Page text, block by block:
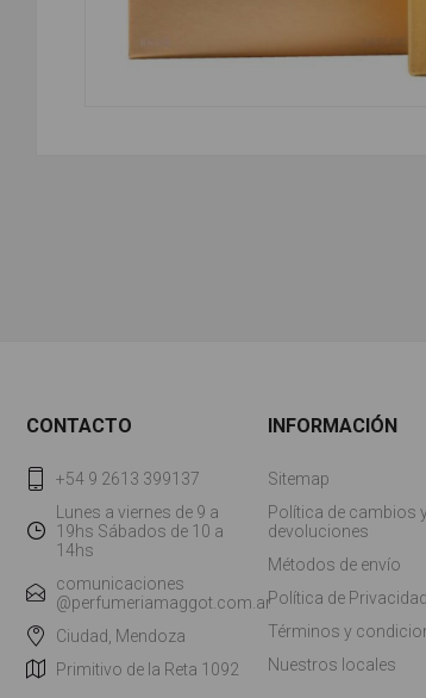
CONTACTO
+54 9 2613 399137
Lunes a viernes de 9 a
19hs Sábados de 10 a
14hs
comunicaciones
@perfumeriamaggot.com.ar
Ciudad, Mendoza
Primitivo de la Reta 1092
INFORMACIÓN
Sitemap
Política de cambios y
devoluciones
Métodos de envío
Política de Privacidad
Términos y
Nuestros locales